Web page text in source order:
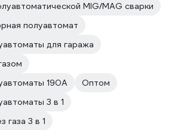
MIG/MAG сварки
полуавтомат
для гаража
190А
Оптом
3 в 1
газа 3 в 1